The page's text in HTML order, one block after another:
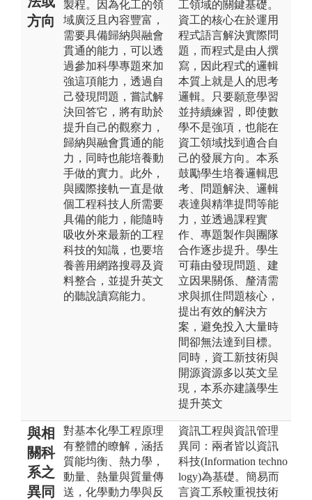
方向
製程。因為化工的領
域廣泛且內容豐富，
需要具備歸納與融會
貫通的能力，可以透
過參加科學專題來加
強這項能力，透過自
己發現問題，嘗試解
決回答它，將有助於
提升自己的觀察力，
歸納與融會貫通的能
力，同時也能培養動
手做的實力。此外，
與國際接軌一直是做
個工程科技人所需要
具備的能力，能隨時
吸收外來最新的工程
科技的知識，也要培
養善用網路搜尋及資
料整合，並提升英文
的聽說讀寫能力。
工領域的關鍵基礎。
資工的核心在於運用
程式語言解決實際問
題，而程式是由人撰
寫，因此程式的邏輯
本質上就是人的思考
邏輯。只要願意學習
並持續練習，即使數
學不是強項，也能在
資工領域找到適合自
己的發展方向。本系
鼓勵學生培養邏輯思
考、問題解決、邏輯
表達與精準提問等能
力，並透過課程實
作、專題製作與團隊
合作逐步提升。學生
可藉由發現問題、建
立因果關係、釐清需
求與抓住問題核心，
提出有效的解決方
案，避免投入大量時
間卻無法達到目標。
同時，資工新技術與
開源資源多以英文呈
現，本系亦建議學生
提升英文
與相
關科
系之
異同
對基本化學工程原理
有整體的瞭解，涵括
質能均衡、熱力學，
動量、熱量與質量傳
送，化學動力學與反
資訊工程與資訊管理
異同：兩者皆以資訊
科技(Information techno
logy)為基礎。簡易而
言資工系較重視技術